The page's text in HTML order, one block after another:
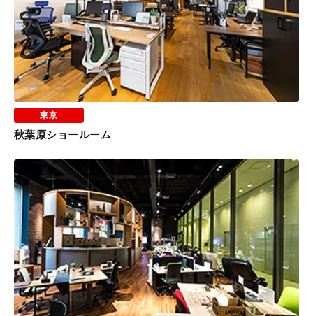
東京
秋葉原ショールーム